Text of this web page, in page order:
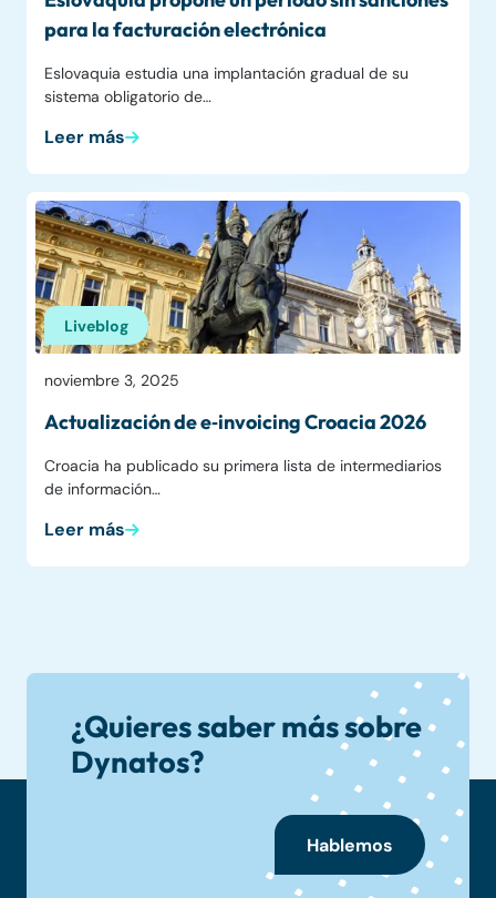
para la facturación electrónica
Eslovaquia estudia una implantación gradual de su
sistema obligatorio de…
Leer más
Liveblog
noviembre 3, 2025
Actualización de e‑invoicing Croacia 2026
Croacia ha publicado su primera lista de intermediarios
de información…
Leer más
¿Quieres saber más sobre
Dynatos?
Hablemos